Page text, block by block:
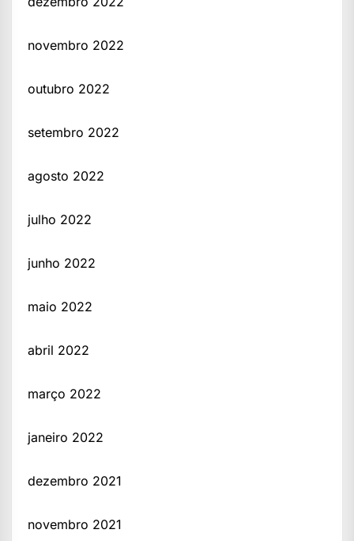
novembro 2022
outubro 2022
setembro 2022
agosto 2022
julho 2022
junho 2022
maio 2022
abril 2022
março 2022
janeiro 2022
dezembro 2021
novembro 2021